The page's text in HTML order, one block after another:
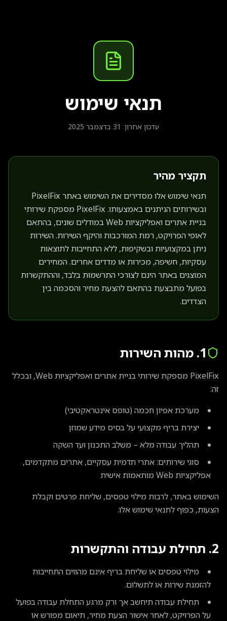
תנאי שימוש
עדכון אחרון: 31 בדצמבר 2025
תקציר מהיר
תנאי שימוש אלו מסדירים את השימוש באתר PixelFix
ובשירותים הניתנים באמצעותו. PixelFix מספקת שירותי
בניית אתרים ואפליקציות Web במודלים שונים, בהתאם
לאופי הפרויקט, רמת המורכבות והיקף השירות. השירות
ניתן במקצועיות ובשקיפות, ללא התחייבות לתוצאות
עסקיות, חשיפה, מכירות או מדדים אחרים. המחירים
המוצגים באתר הינם לצורכי התרשמות בלבד, וההתקשרות
בפועל מתבצעת בהתאם להצעת מחיר והסכמה בין
הצדדים.
1. מהות השירות
PixelFix מספקת שירותי בניית אתרים ואפליקציות Web, ובכלל
זה:
מערכת אפיון חכמה (טופס אינטראקטיבי)
יצירת בריף מקצועי על בסיס מידע שמוזן
תהליך עבודה מלא – משלב התכנון ועד השקה
סוגי שירותים: אתרי תדמית עסקיים, אתרים מתקדמים,
אפליקציות Web מותאמות אישית
השימוש באתר, לרבות מילוי טפסים, שליחת פרטים וקבלת
הצעות, כפוף לתנאי שימוש אלו.
2. תחילת עבודה והתקשרות
מילוי טפסים או שליחת בריף אינם מהווים התחייבות
להזמנת שירות או לתשלום.
תחילת עבודה תיחשב אך ורק מרגע התחלת עבודה בפועל
על הפרויקט, לאחר אישור הצעת מחיר, תיאום מפורש או